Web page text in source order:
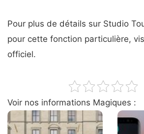
Pour plus de détails sur Studio
pour cette fonction particulière,
officiel.
Voir nos informations Magiques :